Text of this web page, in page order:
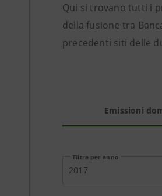
Qui si trovano tutti i
della fusione tra
precedenti siti delle
Emissioni
Filtra per anno
2017